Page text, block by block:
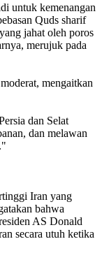
untuk kemenangan
Quds sharif
jahat oleh poros
merujuk pada
mengaitkan
dan Selat
dan melawan
Iran yang
bahwa
AS Donald
secara utuh ketika